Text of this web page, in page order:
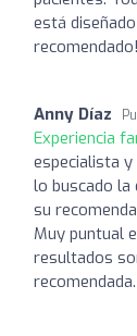
está
Anny Díaz
Experiencia
especialista y
lo buscado
su
Muy puntual
resultados
recomendada.